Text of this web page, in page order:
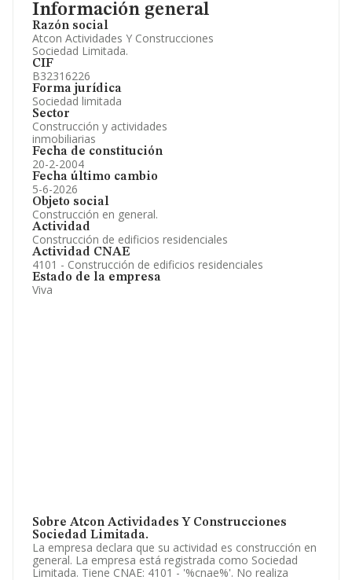
Información general
Razón social
Atcon Actividades Y Construcciones
Sociedad Limitada.
CIF
B32316226
Forma jurídica
Sociedad limitada
Sector
Construcción y actividades
inmobiliarias
Fecha de constitución
20-2-2004
Fecha último cambio
5-6-2026
Objeto social
Construcción en general.
Actividad
Construcción de edificios residenciales
Actividad CNAE
4101 - Construcción de edificios residenciales
Estado de la empresa
Viva
Sobre Atcon Actividades Y Construcciones
Sociedad Limitada.
La empresa declara que su actividad es construcción en
general. La empresa está registrada como Sociedad
Limitada. Tiene CNAE: 4101 - '%cnae%'. No realiza